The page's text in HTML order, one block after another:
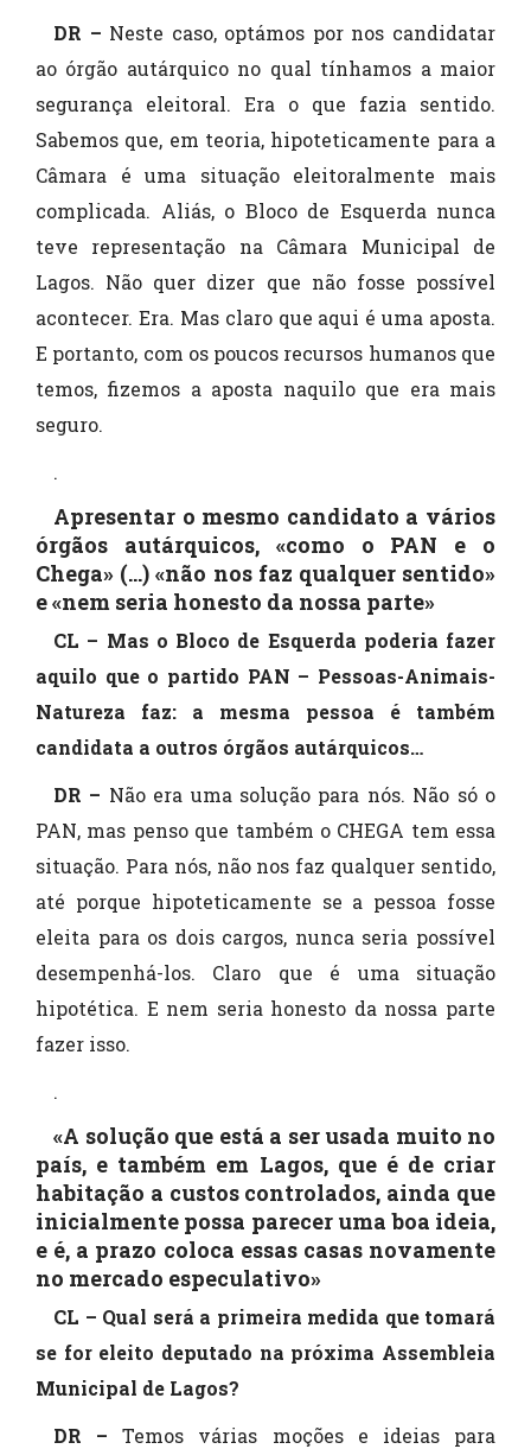
DR – Neste caso, optámos por nos candidatar
ao órgão autárquico no qual tínhamos a maior
segurança eleitoral. Era o que fazia sentido.
Sabemos que, em teoria, hipoteticamente para a
Câmara é uma situação eleitoralmente mais
complicada. Aliás, o Bloco de Esquerda nunca
teve representação na Câmara Municipal de
Lagos. Não quer dizer que não fosse possível
acontecer. Era. Mas claro que aqui é uma aposta.
E portanto, com os poucos recursos humanos que
temos, fizemos a aposta naquilo que era mais
seguro.
.
Apresentar o mesmo candidato a vários
órgãos autárquicos, «como o PAN e o
Chega» (...) «não nos faz qualquer sentido»
e «nem seria honesto da nossa parte»
CL – Mas o Bloco de Esquerda poderia fazer
aquilo que o partido PAN – Pessoas-Animais-
Natureza faz: a mesma pessoa é também
candidata a outros órgãos autárquicos…
DR – Não era uma solução para nós. Não só o
PAN, mas penso que também o CHEGA tem essa
situação. Para nós, não nos faz qualquer sentido,
até porque hipoteticamente se a pessoa fosse
eleita para os dois cargos, nunca seria possível
desempenhá-los. Claro que é uma situação
hipotética. E nem seria honesto da nossa parte
fazer isso.
.
«A solução que está a ser usada muito no
país, e também em Lagos, que é de criar
habitação a custos controlados, ainda que
inicialmente possa parecer uma boa ideia,
e é, a prazo coloca essas casas novamente
no mercado especulativo»
CL – Qual será a primeira medida que tomará
se for eleito deputado na próxima Assembleia
Municipal de Lagos?
DR – Temos várias moções e ideias para